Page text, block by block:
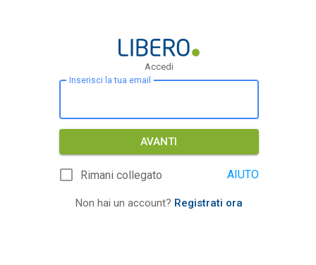
Accedi
Inserisci la tua email
AVANTI
Rimani collegato AIUTO
Non hai un account? Registrati ora